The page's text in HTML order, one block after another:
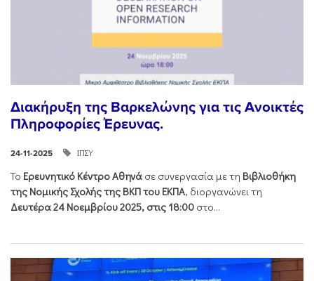
Διακήρυξη της Βαρκελώνης για τις Ανοικτές
Πληροφορίες Έρευνας.
24-11-2025 ΙΠΣΥ
Το Ερευνητικό Κέντρο Αθηνά σε συνεργασία με τη Βιβλιοθήκη
της Νομικής Σχολής της ΒΚΠ του ΕΚΠΑ, διοργανώνει τη
Δευτέρα 24 Νοεμβρίου 2025, στις 18:00 στο...